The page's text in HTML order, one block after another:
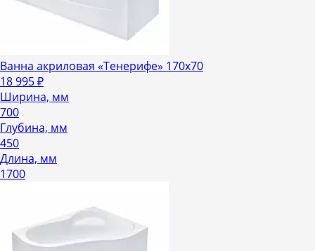
Ванна акриловая «Тенерифе» 170х70
18 995₽
Ширина, мм
700
Глубина, мм
450
Длина, мм
1700